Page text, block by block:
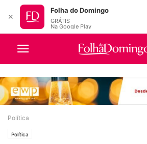
Política
Política
✕
Folha do Domingo
GRÁTIS
Na Google Play